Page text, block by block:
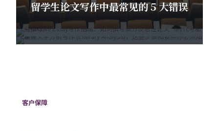
留学生论文写作中最常见的 5 大错误
Essay）
Analysis)，这些步骤和要点你必须
知道
客户保障